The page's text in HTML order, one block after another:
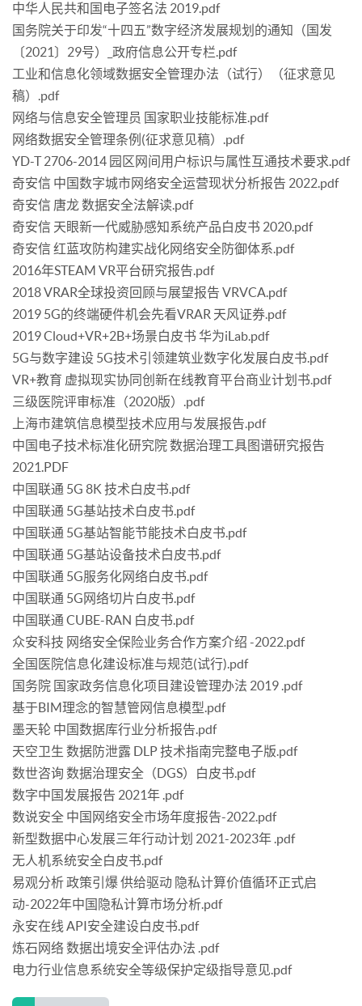
中华人民共和国电子签名法 2019.pdf
国务院关于印发“十四五”数字经济发展规划的通知（国发
〔2021〕29号）_政府信息公开专栏.pdf
工业和信息化领域数据安全管理办法（试行）（征求意见
稿）.pdf
网络与信息安全管理员 国家职业技能标准.pdf
网络数据安全管理条例(征求意见稿）.pdf
YD-T 2706-2014 园区网间用户标识与属性互通技术要求.pdf
奇安信 中国数字城市网络安全运营现状分析报告 2022.pdf
奇安信 唐龙 数据安全法解读.pdf
奇安信 天眼新一代威胁感知系统产品白皮书 2020.pdf
奇安信 红蓝攻防构建实战化网络安全防御体系.pdf
2016年STEAM VR平台研究报告.pdf
2018 VRAR全球投资回顾与展望报告 VRVCA.pdf
2019 5G的终端硬件机会先看VRAR 天风证券.pdf
2019 Cloud+VR+2B+场景白皮书 华为iLab.pdf
5G与数字建设 5G技术引领建筑业数字化发展白皮书.pdf
VR+教育 虚拟现实协同创新在线教育平台商业计划书.pdf
三级医院评审标准（2020版）.pdf
上海市建筑信息模型技术应用与发展报告.pdf
中国电子技术标准化研究院 数据治理工具图谱研究报告
2021.PDF
中国联通 5G 8K 技术白皮书.pdf
中国联通 5G基站技术白皮书.pdf
中国联通 5G基站智能节能技术白皮书.pdf
中国联通 5G基站设备技术白皮书.pdf
中国联通 5G服务化网络白皮书.pdf
中国联通 5G网络切片白皮书.pdf
中国联通 CUBE-RAN 白皮书.pdf
众安科技 网络安全保险业务合作方案介绍 -2022.pdf
全国医院信息化建设标准与规范(试行).pdf
国务院 国家政务信息化项目建设管理办法 2019 .pdf
基于BIM理念的智慧管网信息模型.pdf
墨天轮 中国数据库行业分析报告.pdf
天空卫生 数据防泄露 DLP 技术指南完整电子版.pdf
数世咨询 数据治理安全（DGS）白皮书.pdf
数字中国发展报告 2021年 .pdf
数说安全 中国网络安全市场年度报告-2022.pdf
新型数据中心发展三年行动计划 2021-2023年 .pdf
无人机系统安全白皮书.pdf
易观分析 政策引爆 供给驱动 隐私计算价值循环正式启
动-2022年中国隐私计算市场分析.pdf
永安在线 API安全建设白皮书.pdf
炼石网络 数据出境安全评估办法 .pdf
电力行业信息系统安全等级保护定级指导意见.pdf